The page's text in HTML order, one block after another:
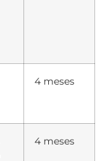
4 meses
4 meses